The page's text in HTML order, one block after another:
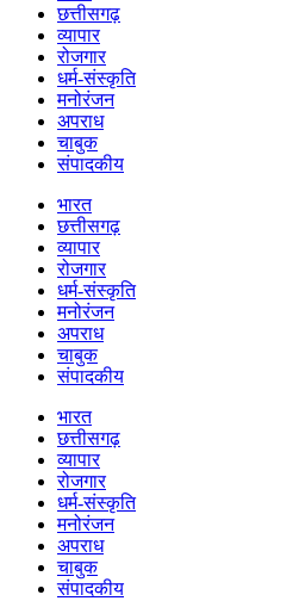
छत्तीसगढ़
व्यापार
रोजगार
धर्म-संस्कृति
मनोरंजन
अपराध
चाबुक
संपादकीय
भारत
छत्तीसगढ़
व्यापार
रोजगार
धर्म-संस्कृति
मनोरंजन
अपराध
चाबुक
संपादकीय
भारत
छत्तीसगढ़
व्यापार
रोजगार
धर्म-संस्कृति
मनोरंजन
अपराध
चाबुक
संपादकीय